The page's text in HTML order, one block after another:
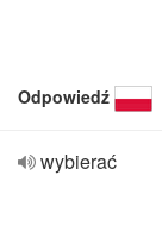
Odpowiedź
wybierać